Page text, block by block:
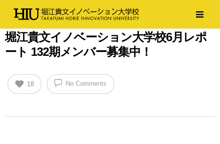
堀江貴文イノベーション大学校6月レポ
ート 132期メンバー募集中！
No Comments
18